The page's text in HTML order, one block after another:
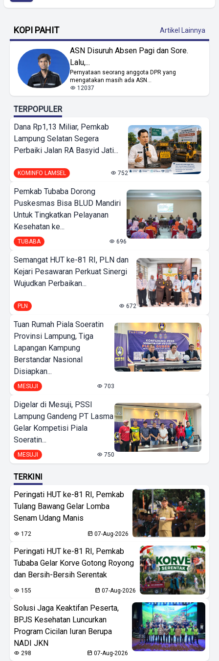
KOPI PAHIT Artikel Lainnya
ASN Disuruh Absen Pagi dan Sore.
Lalu,...
Pernyataan seorang anggota DPR yang
mengatakan masih ada ASN...
12037
TERPOPULER
Dana Rp1,13 Miliar, Pemkab
Lampung Selatan Segera
Perbaiki Jalan RA Basyid Jati...
KOMINFO LAMSEL 752
Pemkab Tubaba Dorong
Puskesmas Bisa BLUD Mandiri
Untuk Tingkatkan Pelayanan
Kesehatan ke...
TUBABA 696
Semangat HUT ke-81 RI, PLN dan
Kejari Pesawaran Perkuat Sinergi
Wujudkan Perbaikan...
PLN 672
Tuan Rumah Piala Soeratin
Provinsi Lampung, Tiga
Lapangan Kampung
Berstandar Nasional
Disiapkan...
MESUJI 703
Digelar di Mesuji, PSSI
Lampung Gandeng PT Lasma
Gelar Kompetisi Piala
Soeratin...
MESUJI 750
TERKINI
Peringati HUT ke-81 RI, Pemkab
Tulang Bawang Gelar Lomba
Senam Udang Manis
172 07-Aug-2026
Peringati HUT ke-81 RI, Pemkab
Tubaba Gelar Korve Gotong Royong
dan Bersih-Bersih Serentak
155 07-Aug-2026
Solusi Jaga Keaktifan Peserta,
BPJS Kesehatan Luncurkan
Program Cicilan Iuran Berupa
NADI JKN
298 07-Aug-2026